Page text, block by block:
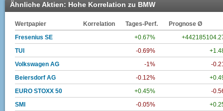
Ähnliche Aktien: Hohe Korrelation zu BMW
Wertpapier Korrelation Tages-Perf.
Prognose Ø
Fresenius SE
+0.67%
TUI
-0.69%
Volkswagen AG
-1%
-
Beiersdorf AG
-0.12%
EURO STOXX 50
+0.45%
-
SMI
-0.05%